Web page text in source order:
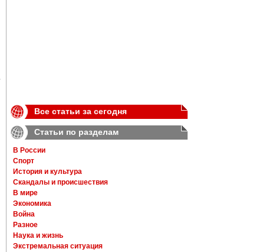
Все статьи за сегодня
Статьи по разделам
В России
Спорт
История и культура
Скандалы и происшествия
В мире
Экономика
Война
Разное
Наука и жизнь
Экстремальная ситуация